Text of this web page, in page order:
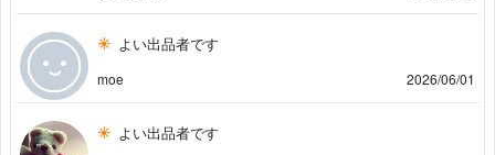
よい出品者です
moe 2026/06/01
よい出品者です